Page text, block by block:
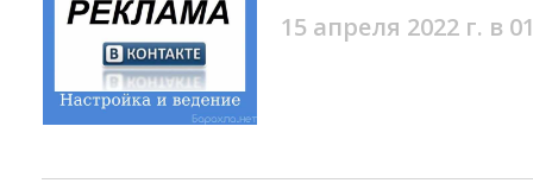
15 апреля 2022 г. в